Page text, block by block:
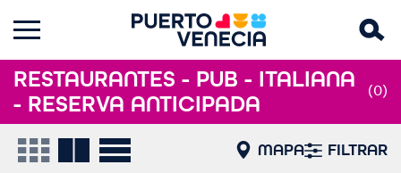
RESTAURANTES - PUB - ITALIANA
- RESERVA ANTICIPADA
(0)
MAPA FILTRAR